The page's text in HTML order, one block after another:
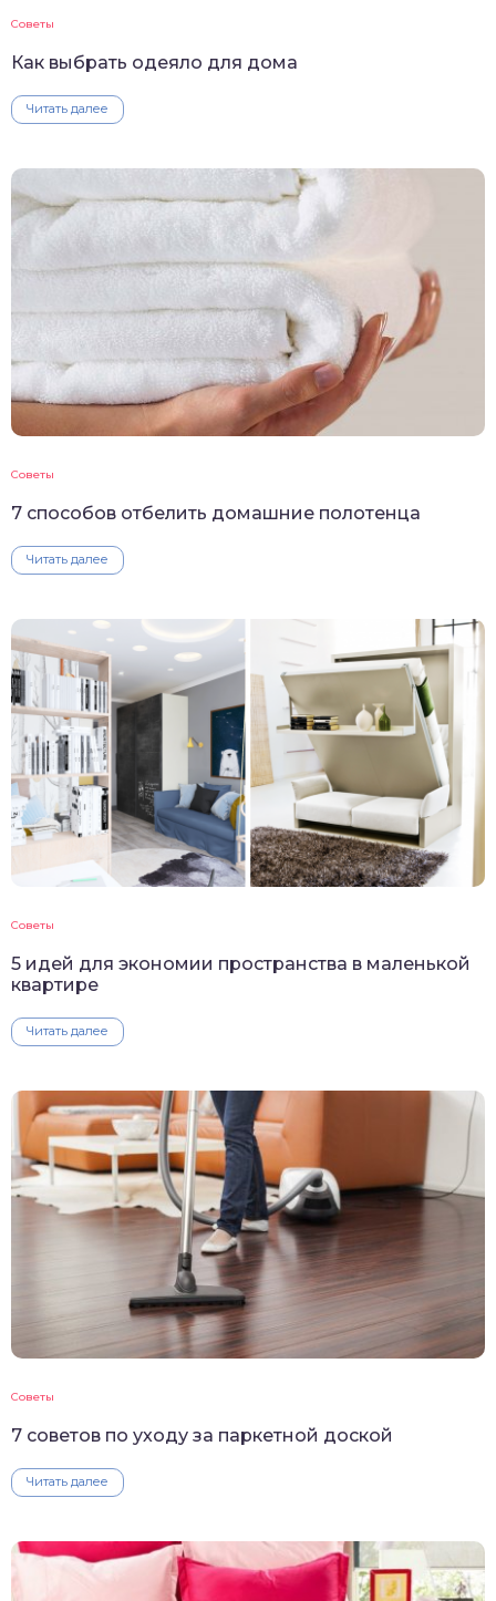
Советы
Как выбрать одеяло для дома
Читать далее
Советы
7 способов отбелить домашние полотенца
Читать далее
Советы
5 идей для экономии пространства в маленькой
квартире
Читать далее
Советы
7 советов по уходу за паркетной доской
Читать далее